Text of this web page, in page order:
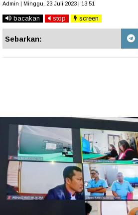
Admin | Minggu, 23 Juli 2023 | 13:51
bacakan stop screen
Sebarkan: